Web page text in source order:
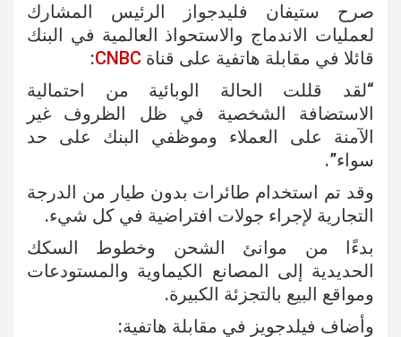
صرح ستيفان فليدجواز الرئيس المشارك
لعمليات الاندماج والاستحواذ العالمية في البنك
قائلا في مقابلة هاتفية على قناة CNBC
:
“لقد قللت الحالة الوبائية من احتمالية
الاستضافة الشخصية في ظل الظروف غير
الآمنة على العملاء وموظفي البنك على حد
سواء”.
وقد تم استخدام طائرات بدون طيار من الدرجة
التجارية لإجراء جولات افتراضية في كل شيء.
بدءًا من موانئ الشحن وخطوط السكك
الحديدية إلى المصانع الكيماوية والمستودعات
ومواقع البيع بالتجزئة الكبيرة.
وأضاف فيلدجويز في مقابلة هاتفية: